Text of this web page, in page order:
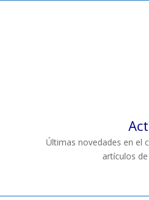
Últimas novedades en el
artículos